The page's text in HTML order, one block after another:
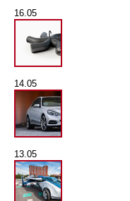
16.05
14.05
13.05